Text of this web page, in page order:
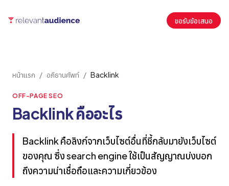
ขอรับข้อเสนอ
หน้าแรก / อภิธานศัพท์ / Backlink
OFF-PAGE SEO
Backlink คืออะไร
Backlink คือลิงก์จากเว็บไซต์อื่นที่ชี้กลับมายังเว็บไซต์
ของคุณ ซึ่ง search engine ใช้เป็นสัญญาณบ่งบอก
ถึงความน่าเชื่อถือและความเกี่ยวข้อง